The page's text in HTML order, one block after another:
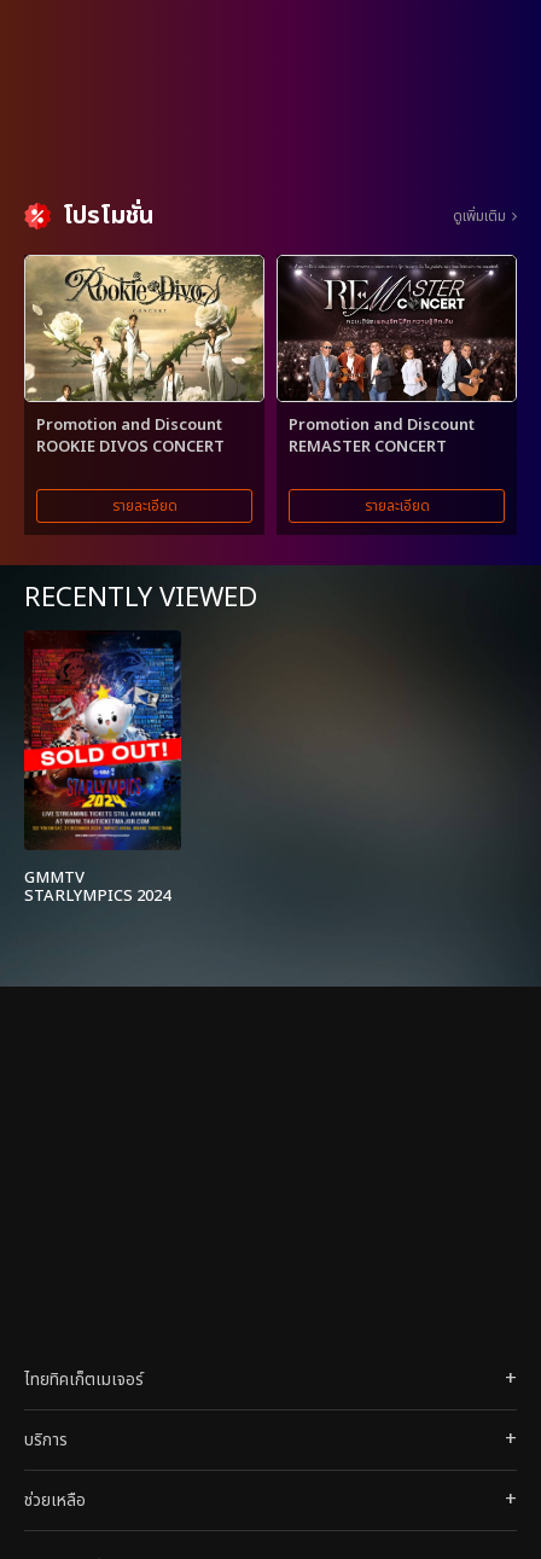
โปรโมชั่น ดูเพิ่มเติม
Promotion and Discount
ROOKIE DIVOS CONCERT
รายละเอียด
Promotion and Discount
REMASTER CONCERT
รายละเอียด
RECENTLY VIEWED
GMMTV
STARLYMPICS 2024
ไทยทิคเก็ตเมเจอร์
บริการ
ช่วยเหลือ